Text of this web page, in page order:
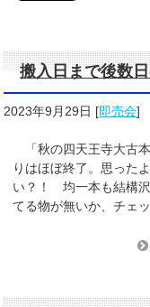
搬入日まで後数
2023年9月29日 [即売会]
「秋の四天王寺大古
りはほぼ終了。思った
い？！ 均一本も結構
てる物が無いか、チェ